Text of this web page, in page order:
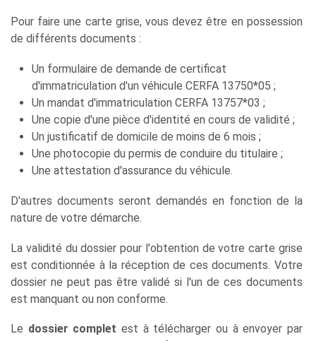
Pour faire une carte grise, vous devez être en possession
de différents documents :
Un formulaire de demande de certificat
d'immatriculation d'un véhicule CERFA 13750*05 ;
Un mandat d'immatriculation CERFA 13757*03 ;
Une copie d'une pièce d'identité en cours de validité ;
Un justificatif de domicile de moins de 6 mois ;
Une photocopie du permis de conduire du titulaire ;
Une attestation d'assurance du véhicule.
D'autres documents seront demandés en fonction de la
nature de votre démarche.
La validité du dossier pour l'obtention de votre carte grise
est conditionnée à la réception de ces documents. Votre
dossier ne peut pas être validé si l'un de ces documents
est manquant ou non conforme.
Le dossier complet est à télécharger ou à envoyer par